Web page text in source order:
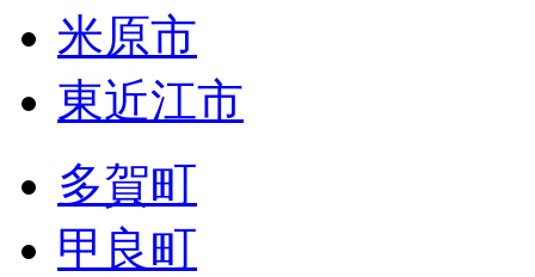
米原市
東近江市
多賀町
甲良町